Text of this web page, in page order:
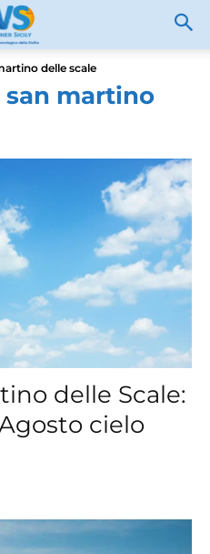
delle scale
san martino
delle Scale:
cielo